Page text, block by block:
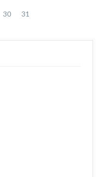
30 31